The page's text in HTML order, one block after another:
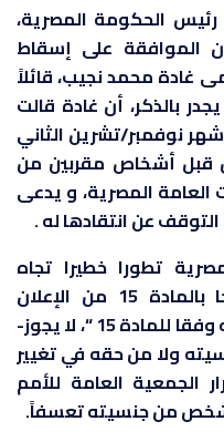
رئيس الحكومة المصرية،
48 لسنة 2020 بشأن الموافقة على إسقاط
غادة محمد نجيب، قائلاً
بالذكر، أن غادة قالت
نوفمبر/تشرين الثاني
قبل أشخاص مقربين من
العامة المصرية، و يدعى
عن انتقادها له .
تطورا خطيرا تجاه
المعارضين، وكذلك إخلالا صريحا بالمادة 15 من الإعلان
العالمي لحقوق الإنسان. حيث إنه وفقا للمادة 15 “، لا يجوز-
ولا من حقه في تغيير
قرار الجمعية العامة للأمم